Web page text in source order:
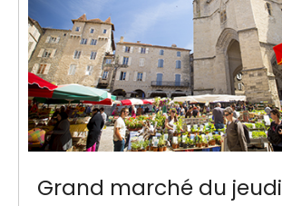
Grand marché du jeudi